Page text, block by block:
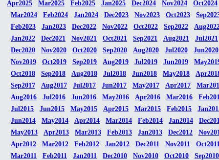
Apr2025 Mar2025 Feb2025 Jan2025 Dec2024 Nov2024
Oct2024
Mar2024
Feb2024 Jan2024 Dec2023 Nov2023 Oct2023
Feb2023
Jan2023 Dec2022 Nov2022 Oct2022 Sep2022
Jan2022
Dec2021 Nov2021 Oct2021 Sep2021 Aug2021
Jul2021
Dec2020
Nov2020 Oct2020 Sep2020 Aug2020 Jul2020
Jun2020
Nov2019
Oct2019 Sep2019 Aug2019 Jul2019 Jun2019
Oct2018
Sep2018 Aug2018 Jul2018 Jun2018 May2018
Sep2017
Aug2017 Jul2017 Jun2017 May2017 Apr2017
Aug2016
Jul2016 Jun2016 May2016 Apr2016 Mar2016
Jul2015
Jun2015 May2015 Apr2015 Mar2015 Feb2015
Jun2014
May2014 Apr2014 Mar2014 Feb2014 Jan2014
May2013
Apr2013 Mar2013 Feb2013 Jan2013 Dec2012
Apr2012
Mar2012 Feb2012 Jan2012 Dec2011 Nov2011
Mar2011
Feb2011 Jan2011 Dec2010 Nov2010 Oct2010
Sep2010